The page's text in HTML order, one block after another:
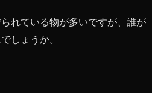
れている物が多いですが、誰が
しょうか。